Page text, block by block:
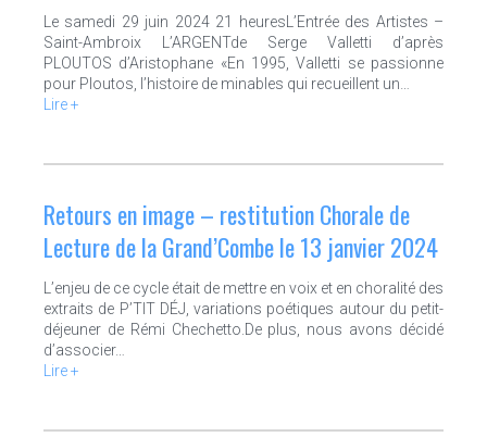
Le samedi 29 juin 2024 21 heuresL’Entrée des Artistes –
Saint-Ambroix L’ARGENTde Serge Valletti d’après
PLOUTOS d’Aristophane «En 1995, Valletti se passionne
pour Ploutos, l’histoire de minables qui recueillent un…
Lire +
Retours en image – restitution Chorale de
Lecture de la Grand’Combe le 13 janvier 2024
L’enjeu de ce cycle était de mettre en voix et en choralité des
extraits de P’TIT DÉJ, variations poétiques autour du petit-
déjeuner de Rémi Chechetto.De plus, nous avons décidé
d’associer…
Lire +